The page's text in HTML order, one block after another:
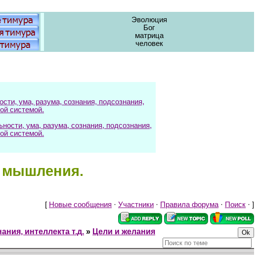
Эволюция
Бог
матрица
человек
ума, разума, сознания, подсознания,
системой.
ума, разума, сознания, подсознания,
системой.
мышления.
[ Новые сообщения · Участники · Правила форума · Поиск · ]
интеллекта т.д. » Цели и желания